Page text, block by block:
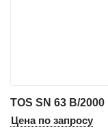
TOS SN 63 B/2000
Цена по запросу